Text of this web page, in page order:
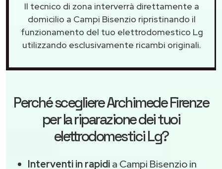
Il tecnico di zona interverrà direttamente a
domicilio a Campi Bisenzio ripristinando il
funzionamento del tuo elettrodomestico Lg
utilizzando esclusivamente ricambi originali.
Perché scegliereArchimede Firenze
per la riparazione dei tuoi
elettrodomestici Lg?
Interventi in rapidia Campi Bisenzio in